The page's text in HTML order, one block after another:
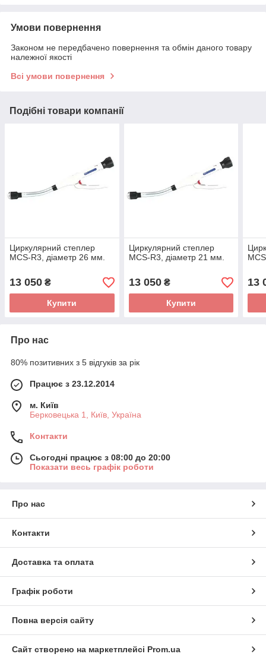
Умови повернення
Законом не передбачено повернення та обмін даного товару
належної якості
Всі умови повернення
Подібні товари компанії
Циркулярний степлер
MCS-R3, діаметр 26 мм.
13 050 ₴
Купити
Циркулярний степлер
MCS-R3, діаметр 21 мм.
13 050₴
Купити
13
Про нас
80% позитивних з 5 відгуків за рік
Працює з 23.12.2014
м. Київ
Берковецька 1, Київ, Україна
Контакти
Сьогодні працює з 08:00 до 20:00
Показати весь графік роботи
Про нас
Контакти
Доставка та оплата
Графік роботи
Повна версія сайту
Сайт створено на маркетплейсі Prom.ua